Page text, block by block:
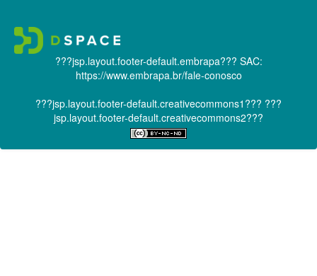
???jsp.layout.footer-default.embrapa??? SAC:
https://www.embrapa.br/fale-conosco
???jsp.layout.footer-default.creativecommons1??? ???
jsp.layout.footer-default.creativecommons2???